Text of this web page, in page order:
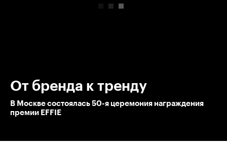
От бренда к тренду
В Москве состоялась 50-я церемония награждения
премии EFFIE